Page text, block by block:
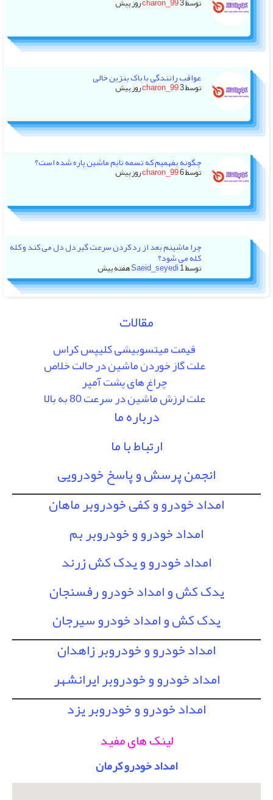
عواقب رانندگی با باک بنزین خالی
توسط charon_993 روز پیش
چگونه بفهمیم که تسمه تایم ماشین پاره شده است؟
توسط charon_996 روز پیش
چرا ماشینم بعد از رد کردن سرعت گیر دل دل می کند و کله
کله می شود؟
توسط Saeid_seyedi1 هفته پیش
مقالات
قیمت میتسوبیشی کلیپس کراس
علت گاز خوردن ماشین در حالت خلاص
چراغ های پشت آمپر
علت لرزش ماشین در سرعت 80 به بالا
درباره ما
ارتباط با ما
انجمن پرسش و پاسخ خودرویی
امداد خودرو و کفی خودروبر ماهان
امداد خودرو و خودروبر بم
امداد خودرو و یدک کش زرند
یدک کش و امداد خودرو رفسنجان
یدک کش و امداد خودرو سیرجان
امداد خودرو و خودروبر زاهدان
امداد خودرو و خودروبر ایرانشهر
امداد خودرو و خودروبر یزد
لینک های مفید
امداد خودرو کرمان